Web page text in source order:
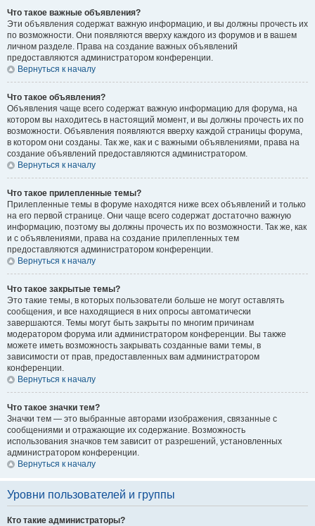
Что такое важные объявления?
Эти объявления содержат важную информацию, и вы должны прочесть их
по возможности. Они появляются вверху каждого из форумов и в вашем
личном разделе. Права на создание важных объявлений
предоставляются администратором конференции.
Вернуться к началу
Что такое объявления?
Объявления чаще всего содержат важную информацию для форума, на
котором вы находитесь в настоящий момент, и вы должны прочесть их по
возможности. Объявления появляются вверху каждой страницы форума,
в котором они созданы. Так же, как и с важными объявлениями, права на
создание объявлений предоставляются администратором.
Вернуться к началу
Что такое прилепленные темы?
Прилепленные темы в форуме находятся ниже всех объявлений и только
на его первой странице. Они чаще всего содержат достаточно важную
информацию, поэтому вы должны прочесть их по возможности. Так же, как
и с объявлениями, права на создание прилепленных тем
предоставляются администратором конференции.
Вернуться к началу
Что такое закрытые темы?
Это такие темы, в которых пользователи больше не могут оставлять
сообщения, и все находящиеся в них опросы автоматически
завершаются. Темы могут быть закрыты по многим причинам
модератором форума или администратором конференции. Вы также
можете иметь возможность закрывать созданные вами темы, в
зависимости от прав, предоставленных вам администратором
конференции.
Вернуться к началу
Что такое значки тем?
Значки тем — это выбранные авторами изображения, связанные с
сообщениями и отражающие их содержание. Возможность
использования значков тем зависит от разрешений, установленных
администратором конференции.
Вернуться к началу
Уровни пользователей и группы
Кто такие администраторы?